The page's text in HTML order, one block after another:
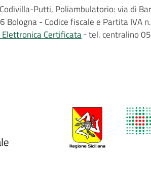
Putti, Poliambulatorio: via di
Bologna - Codice fiscale e Partita IVA
Elettronica Certificata tel. centralino